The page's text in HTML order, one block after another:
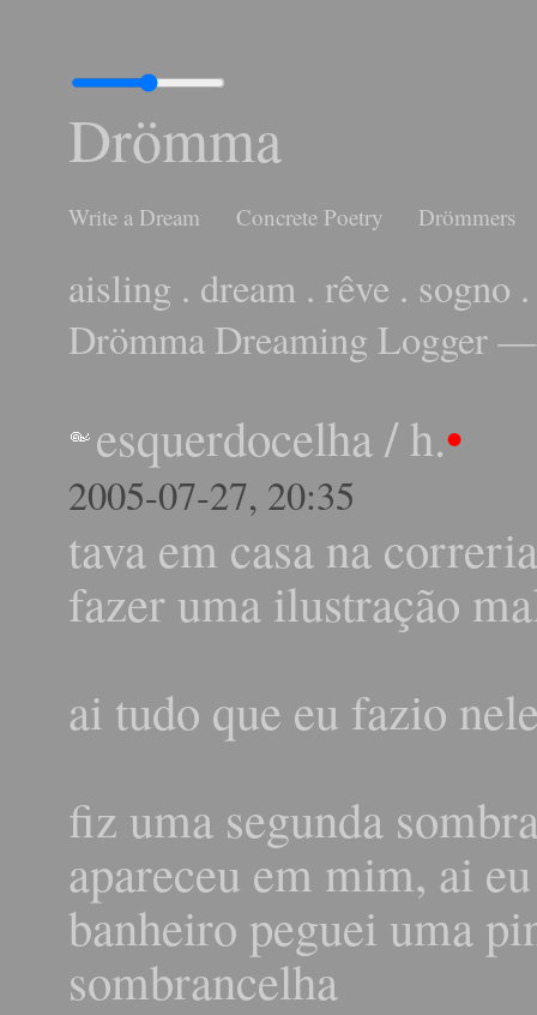
Drömma
Write a Dream Concrete Poetry Drömmers
aisling . dream . rêve . sogno
Drömma Dreaming Logger
esquerdocelha/h.•
2005-07-27, 20:35
tava em casa na
fazer uma ilustração
ai tudo que eu fazio
fiz uma segunda
apareceu em mim, ai
banheiro peguei uma
sombrancelha